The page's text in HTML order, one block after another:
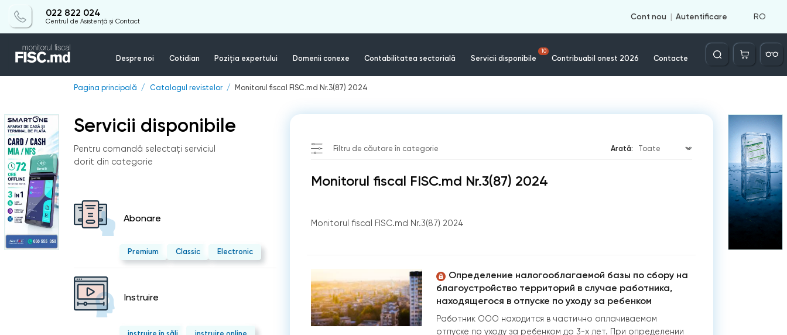
022 822 024
Centrul de Asistență și Contact
Cont nou Autentificare RO
Despre noi Cotidian Poziția expertului Domenii conexe Contabilitatea sectorială Servicii disponibile
10
Contribuabil onest 2026 Contacte
Căutare
Pagina principală Catalogul revistelor Monitorul fiscal FISC.md Nr.3(87) 2024
Servicii disponibile
Pentru comandă selectați serviciul
dorit din categorie
Abonare
Premium Classic Electronic
Instruire
Filtru de căutare în categorie Arată:
Monitorul fiscal FISC.md Nr.3(87) 2024
Monitorul fiscal FISC.md Nr.3(87) 2024
Определение налогооблагаемой базы по сбору на
благоустройство территорий в случае работника,
находящегося в отпуске по уходу за ребенком
Работник ООО находится в частично оплачиваемом
отпуске по уходу за ребенком до 3-х лет. При определении